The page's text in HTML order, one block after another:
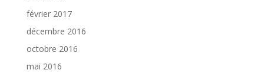
février 2017
décembre 2016
octobre 2016
mai 2016